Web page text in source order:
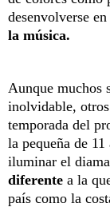
desenvolverse
la música.
Aunque muchos
inolvidable,
temporada del
la pequeña de
iluminar el
diferente a la
país como la